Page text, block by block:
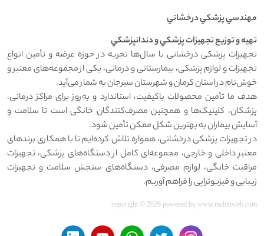
مهندسي پزشکي درخشاني
تهيه و توزيع تجهيزات پزشکي و دندانپزشکي
تجهیزات پزشکی درخشانی با سال‌ها تجربه در حوزه عرضه و تأمین انواع
تجهیزات و لوازم پزشکی، بیمارستانی و درمانی، یکی از مجموعه‌های معتبر و
خوش‌نام در استان کرمان و شهرستان سیرجان به شمار می‌آید.
هدف ما تأمین محصولات باکیفیت، استاندارد و به‌روز برای مراکز درمانی،
پزشکان، کلینیک‌ها و همچنین مصرف‌کنندگان خانگی است تا سلامت و
آسایش بیماران به بهترین شکل ممکن تأمین شود.
در تجهیزات پزشکی درخشانی، همواره تلاش کرده‌ایم تا با همکاری برندهای
معتبر داخلی و خارجی، مجموعه‌ای کامل از دستگاه‌های پزشکی، تجهیزات
مراقبت خانگی، لوازم مصرفی، دستگاه‌های سنجش سلامت و تجهیزات
زیبایی و فیزیوتراپی را فراهم آوریم.
copyright © 2026 powered by www.rashinweb.com